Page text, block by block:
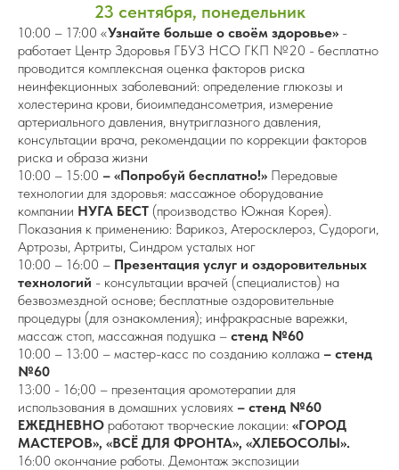
23 сентября, понедельник
10:00 – 17:00 «Узнайте больше о своём здоровье» -
работает Центр Здоровья ГБУЗ НСО ГКП №20 - бесплатно
проводится комплексная оценка факторов риска
неинфекционных заболеваний: определение глюкозы и
холестерина крови, биоимпедансометрия, измерение
артериального давления, внутриглазного давления,
консультации врача, рекомендации по коррекции факторов
риска и образа жизни
10:00 – 15:00 – «Попробуй бесплатно!» Передовые
технологии для здоровья: массажное оборудование
компании НУГА БЕСТ (производство Южная Корея).
Показания к применению: Варикоз, Атеросклероз, Судороги,
Артрозы, Артриты, Синдром усталых ног
10:00 – 16:00 – Презентация услуг и оздоровительных
технологий - консультации врачей (специалистов) на
безвозмездной основе; бесплатные оздоровительные
процедуры (для ознакомления); инфракрасные варежки,
массаж стоп, массажная подушка – стенд №60
10:00 – 13:00 – мастер-касс по созданию коллажа – стенд
№60
13:00 - 16;00 – презентация аромотерапии для
использования в домашних условиях – стенд №60
ЕЖЕДНЕВНО работают творческие локации: «ГОРОД
МАСТЕРОВ», «ВСЁ ДЛЯ ФРОНТА», «ХЛЕБОСОЛЫ».
16:00 окончание работы. Демонтаж экспозиции